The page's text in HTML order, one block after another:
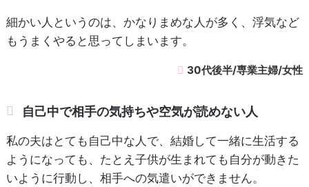
細かい人というのは、かなりまめな人が多く、浮気など
もうまくやると思ってしまいます。
30代後半/専業主婦/女性
自己中で相手の気持ちや空気が読めない人
私の夫はとても自己中な人で、結婚して一緒に生活する
ようになっても、たとえ子供が生まれても自分が動きた
いように行動し、相手への気遣いができません。